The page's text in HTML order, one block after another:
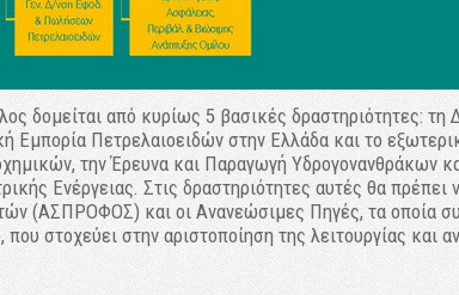
δομείται από κυρίως 5 βασικές δραστηριότητες: τη
Εμπορία Πετρελαιοειδών στην Ελλάδα και το
την Έρευνα και Παραγωγή Υδρογονανθράκων
Ενέργειας. Στις δραστηριότητες αυτές θα
(ΑΣΠΡΟΦΟΣ) και οι Ανανεώσιμες Πηγές, τα οποία
που στοχεύει στην αριστοποίηση της λειτουργίας και